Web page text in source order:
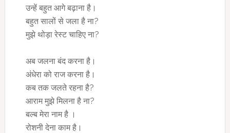
उन्हें बहुत आगे बढ़ाना है।
बहुत सालों से जला है ना?
मुझे थोड़ा रेस्ट चाहिए ना?
अब जलना बंद करना है।
अंधेरा को राज करना है।
कब तक जलते रहना है?
आराम मुझे मिलना है ना?
बल्ब मेरा नाम है ।
रोशनी देना काम है।